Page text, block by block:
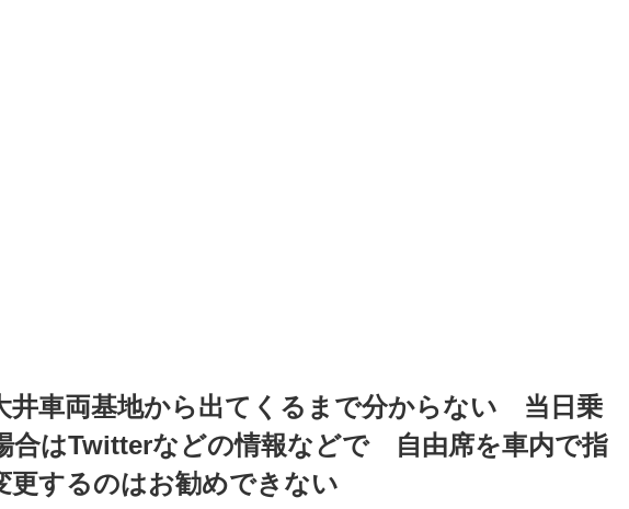
井車両基地から出てくるまで分からない 当日乗
合はTwitterなどの情報などで 自由席を車内で指
更するのはお勧めできない